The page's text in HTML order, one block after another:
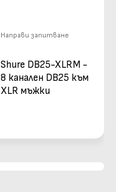
Направи запитване
Shure DB25-XLRM -
8 канален DB25 към
XLR мъжки